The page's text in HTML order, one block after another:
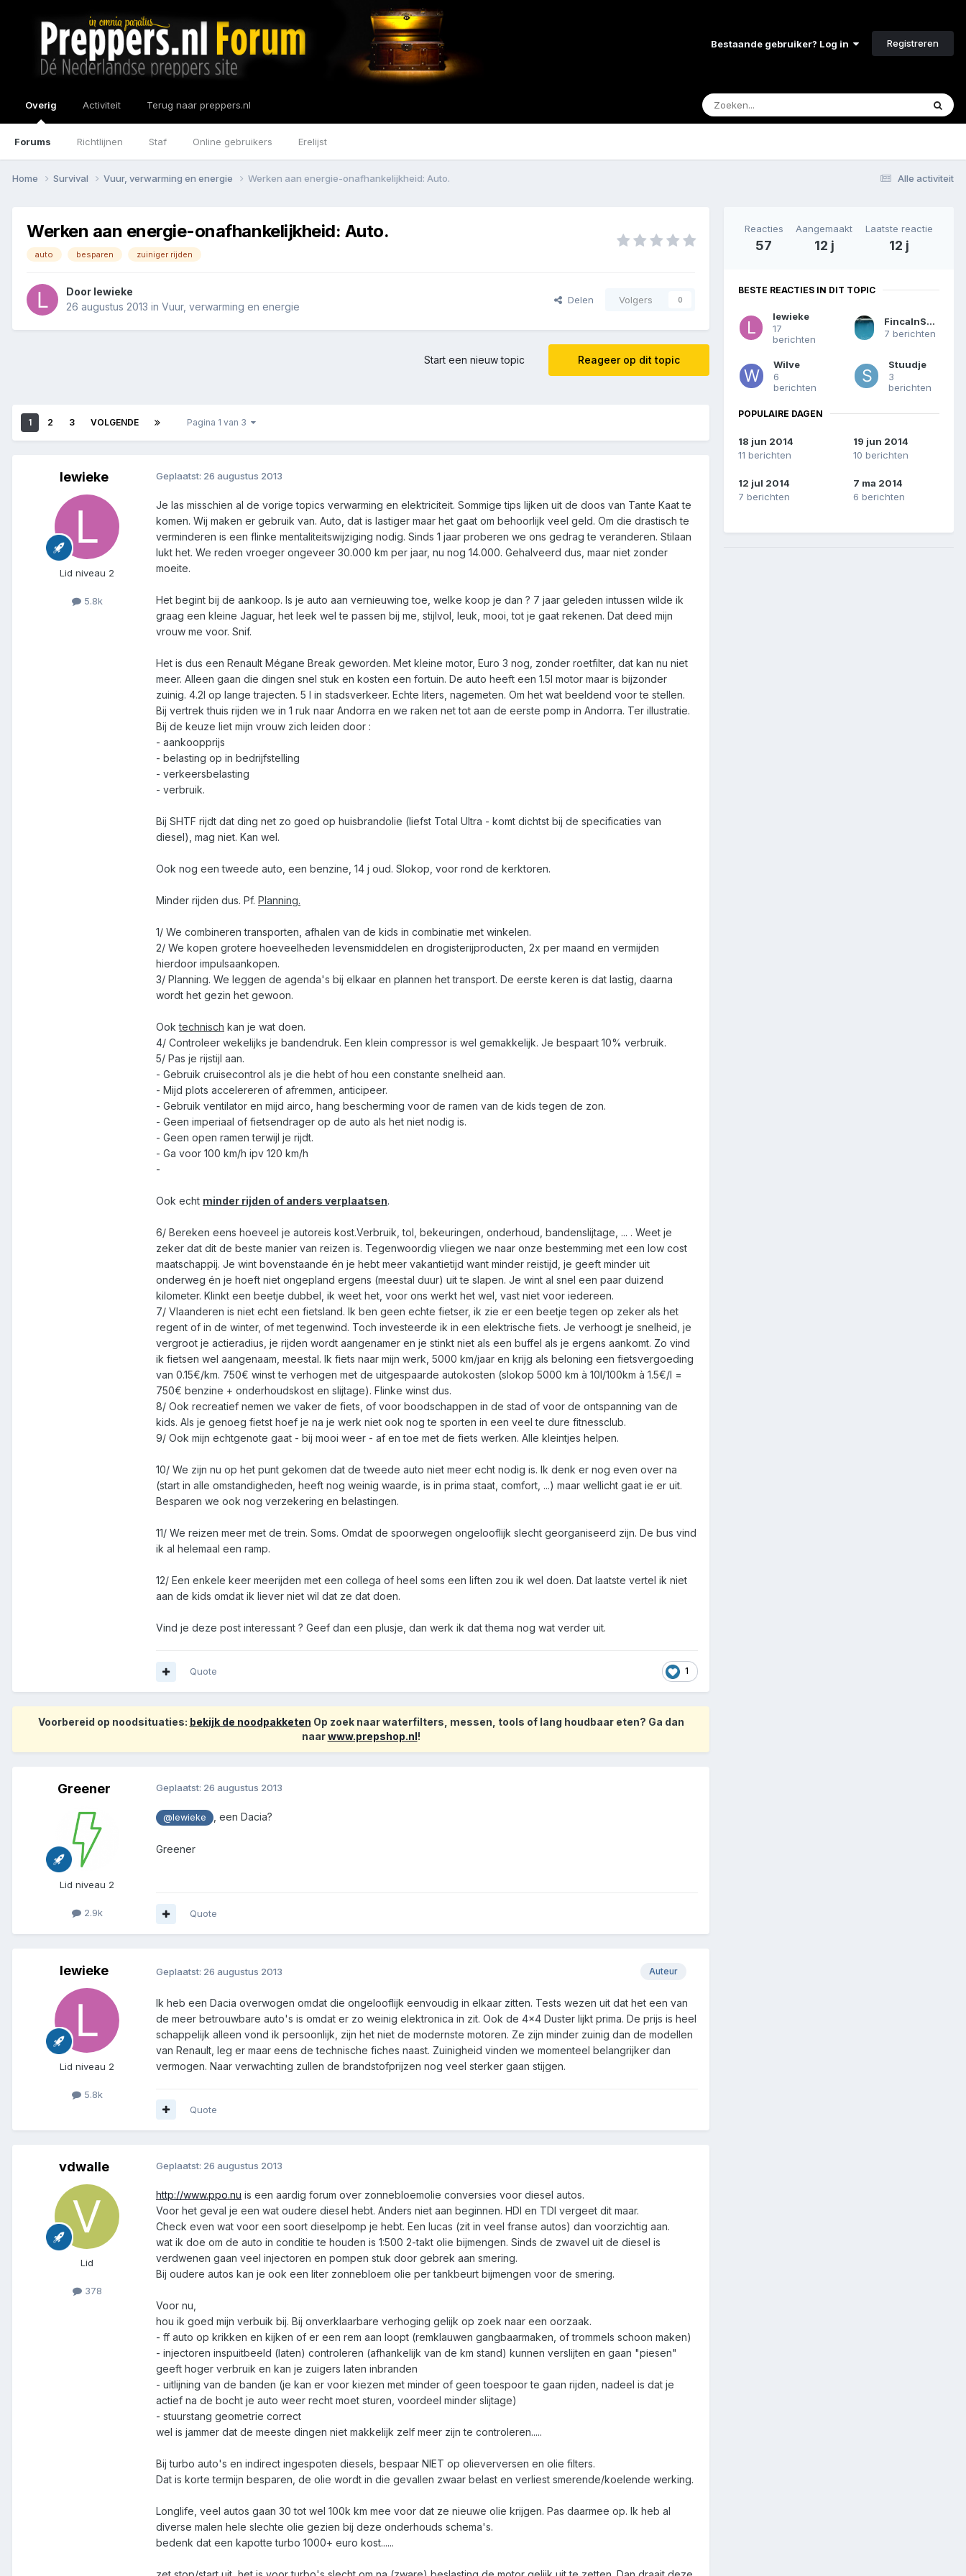
Bestaande gebruiker? Log in Registreren
Overig
Forums Richtlijnen Staf Online gebruikers Erelijst
Activiteit Terug naar preppers.nl
Alle activiteit
Home Survival Vuur, verwarming en energie Werken aan energie-onafhankelijkheid: Auto.
Werken aan energie-onafhankelijkheid: Auto.
auto besparen zuiniger rijden
Door lewieke
26 augustus 2013 in Vuur, verwarming en energie
Delen Volgers 0
Reageer op dit topic
Start een nieuw topic
1 2 3 VOLGENDE Pagina 1 van 3
lewieke
Lid niveau 2
5.8k
Geplaatst: 26 augustus 2013
Je las misschien al de vorige topics verwarming en elektriciteit. Sommige tips lijken uit de doos van Tante Kaat te
komen. Wij maken er gebruik van. Auto, dat is lastiger maar het gaat om behoorlijk veel geld. Om die drastisch te
verminderen is een flinke mentaliteitswijziging nodig. Sinds 1 jaar proberen we ons gedrag te veranderen. Stilaan
lukt het. We reden vroeger ongeveer 30.000 km per jaar, nu nog 14.000. Gehalveerd dus, maar niet zonder
moeite.
Het begint bij de aankoop. Is je auto aan vernieuwing toe, welke koop je dan ? 7 jaar geleden intussen wilde ik
graag een kleine Jaguar, het leek wel te passen bij me, stijlvol, leuk, mooi, tot je gaat rekenen. Dat deed mijn
vrouw me voor. Snif.
Het is dus een Renault Mégane Break geworden. Met kleine motor, Euro 3 nog, zonder roetfilter, dat kan nu niet
meer. Alleen gaan die dingen snel stuk en kosten een fortuin. De auto heeft een 1.5l motor maar is bijzonder
zuinig. 4.2l op lange trajecten. 5 l in stadsverkeer. Echte liters, nagemeten. Om het wat beeldend voor te stellen.
Bij vertrek thuis rijden we in 1 ruk naar Andorra en we raken net tot aan de eerste pomp in Andorra. Ter illustratie.
Bij de keuze liet mijn vrouw zich leiden door :
- aankoopprijs
- belasting op in bedrijfstelling
- verkeersbelasting
- verbruik.
Bij SHTF rijdt dat ding net zo goed op huisbrandolie (liefst Total Ultra - komt dichtst bij de specificaties van
diesel), mag niet. Kan wel.
Ook nog een tweede auto, een benzine, 14 j oud. Slokop, voor rond de kerktoren.
Minder rijden dus. Pf. Planning.
1/ We combineren transporten, afhalen van de kids in combinatie met winkelen.
2/ We kopen grotere hoeveelheden levensmiddelen en drogisterijproducten, 2x per maand en vermijden
hierdoor impulsaankopen.
3/ Planning. We leggen de agenda's bij elkaar en plannen het transport. De eerste keren is dat lastig, daarna
wordt het gezin het gewoon.
Ooktechnisch kan je wat doen.
4/ Controleer wekelijks je bandendruk. Een klein compressor is wel gemakkelijk. Je bespaart 10% verbruik.
5/ Pas je rijstijl aan.
- Gebruik cruisecontrol als je die hebt of hou een constante snelheid aan.
- Mijd plots accelereren of afremmen, anticipeer.
- Gebruik ventilator en mijd airco, hang bescherming voor de ramen van de kids tegen de zon.
- Geen imperiaal of fietsendrager op de auto als het niet nodig is.
- Geen open ramen terwijl je rijdt.
- Ga voor 100 km/h ipv 120 km/h
-
Ook echt minder rijden of anders verplaatsen.
6/ Bereken eens hoeveel je autoreis kost.Verbruik, tol, bekeuringen, onderhoud, bandenslijtage, ... . Weet je
zeker dat dit de beste manier van reizen is. Tegenwoordig vliegen we naar onze bestemming met een low cost
maatschappij. Je wint bovenstaande én je hebt meer vakantietijd want minder reistijd, je geeft minder uit
onderweg én je hoeft niet ongepland ergens (meestal duur) uit te slapen. Je wint al snel een paar duizend
kilometer. Klinkt een beetje dubbel, ik weet het, voor ons werkt het wel, vast niet voor iedereen.
7/ Vlaanderen is niet echt een fietsland. Ik ben geen echte fietser, ik zie er een beetje tegen op zeker als het
regent of in de winter, of met tegenwind. Toch investeerde ik in een elektrische fiets. Je verhoogt je snelheid, je
vergroot je actieradius, je rijden wordt aangenamer en je stinkt niet als een buffel als je ergens aankomt. Zo vind
ik fietsen wel aangenaam, meestal. Ik fiets naar mijn werk, 5000 km/jaar en krijg als beloning een fietsvergoeding
van 0.15€/km. 750€ winst te verhogen met de uitgespaarde autokosten (slokop 5000 km à 10l/100km à 1.5€/l =
750€ benzine + onderhoudskost en slijtage). Flinke winst dus.
8/ Ook recreatief nemen we vaker de fiets, of voor boodschappen in de stad of voor de ontspanning van de
kids. Als je genoeg fietst hoef je na je werk niet ook nog te sporten in een veel te dure fitnessclub.
9/ Ook mijn echtgenote gaat - bij mooi weer - af en toe met de fiets werken. Alle kleintjes helpen.
10/ We zijn nu op het punt gekomen dat de tweede auto niet meer echt nodig is. Ik denk er nog even over na
(start in alle omstandigheden, heeft nog weinig waarde, is in prima staat, comfort, ...) maar wellicht gaat ie er uit.
Besparen we ook nog verzekering en belastingen.
11/ We reizen meer met de trein. Soms. Omdat de spoorwegen ongelooflijk slecht georganiseerd zijn. De bus vind
ik al helemaal een ramp.
12/ Een enkele keer meerijden met een collega of heel soms een liften zou ik wel doen. Dat laatste vertel ik niet
aan de kids omdat ik liever niet wil dat ze dat doen.
Vind je deze post interessant ? Geef dan een plusje, dan werk ik dat thema nog wat verder uit.
1
Quote
Voorbereid op noodsituaties: bekijk de noodpakketen Op zoek naar waterfilters, messen, tools of lang houdbaar eten? Ga dan
naarwww.prepshop.nl!
Greener
Lid niveau 2
2.9k
Geplaatst: 26 augustus 2013
@lewieke , een Dacia?
Greener
Quote
lewieke
Lid niveau 2
5.8k
Auteur
Geplaatst: 26 augustus 2013
Ik heb een Dacia overwogen omdat die ongelooflijk eenvoudig in elkaar zitten. Tests wezen uit dat het een van
de meer betrouwbare auto's is omdat er zo weinig elektronica in zit. Ook de 4x4 Duster lijkt prima. De prijs is heel
schappelijk alleen vond ik persoonlijk, zijn het niet de modernste motoren. Ze zijn minder zuinig dan de modellen
van Renault, leg er maar eens de technische fiches naast. Zuinigheid vinden we momenteel belangrijker dan
vermogen. Naar verwachting zullen de brandstofprijzen nog veel sterker gaan stijgen.
Quote
vdwalle
Lid
378
Geplaatst: 26 augustus 2013
http://www.ppo.nu is een aardig forum over zonnebloemolie conversies voor diesel autos.
Voor het geval je een wat oudere diesel hebt. Anders niet aan beginnen. HDI en TDI vergeet dit maar.
Check even wat voor een soort dieselpomp je hebt. Een lucas (zit in veel franse autos) dan voorzichtig aan.
wat ik doe om de auto in conditie te houden is 1:500 2-takt olie bijmengen. Sinds de zwavel uit de diesel is
verdwenen gaan veel injectoren en pompen stuk door gebrek aan smering.
Bij oudere autos kan je ook een liter zonnebloem olie per tankbeurt bijmengen voor de smering.
Voor nu,
hou ik goed mijn verbuik bij. Bij onverklaarbare verhoging gelijk op zoek naar een oorzaak.
- ff auto op krikken en kijken of er een rem aan loopt (remklauwen gangbaarmaken, of trommels schoon maken)
- injectoren inspuitbeeld (laten) controleren (afhankelijk van de km stand) kunnen verslijten en gaan "piesen"
geeft hoger verbruik en kan je zuigers laten inbranden
- uitlijning van de banden (je kan er voor kiezen met minder of geen toespoor te gaan rijden, nadeel is dat je
actief na de bocht je auto weer recht moet sturen, voordeel minder slijtage)
- stuurstang geometrie correct
wel is jammer dat de meeste dingen niet makkelijk zelf meer zijn te controleren.....
Bij turbo auto's en indirect ingespoten diesels, bespaar NIET op olieverversen en olie filters.
Dat is korte termijn besparen, de olie wordt in die gevallen zwaar belast en verliest smerende/koelende werking.
Longlife, veel autos gaan 30 tot wel 100k km mee voor dat ze nieuwe olie krijgen. Pas daarmee op. Ik heb al
diverse malen hele slechte olie gezien bij deze onderhouds schema's.
bedenk dat een kapotte turbo 1000+ euro kost......
Reacties
57
Aangemaakt
12 j
Laatste reactie
12 j
BESTE REACTIES IN DIT TOPIC
lewieke
17
berichten
FincaInSpanje
7 berichten
Wilve
6
berichten
Stuudje
3
berichten
POPULAIRE DAGEN
18 jun 2014
11 berichten
19 jun 2014
10 berichten
12 jul 2014
7 berichten
7 ma 2014
6 berichten